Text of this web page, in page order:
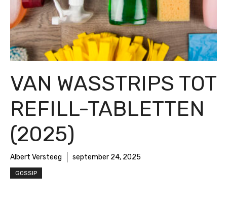
VAN WASSTRIPS TOT
REFILL-TABLETTEN
(2025)
Albert Versteeg september 24, 2025
GOSSIP